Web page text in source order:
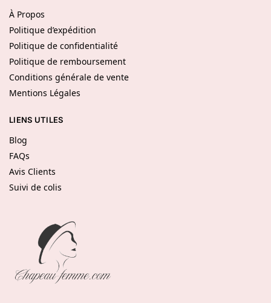
À Propos
Politique d’expédition
Politique de confidentialité
Politique de remboursement
Conditions générale de vente
Mentions Légales
LIENS UTILES
Blog
FAQs
Avis Clients
Suivi de colis